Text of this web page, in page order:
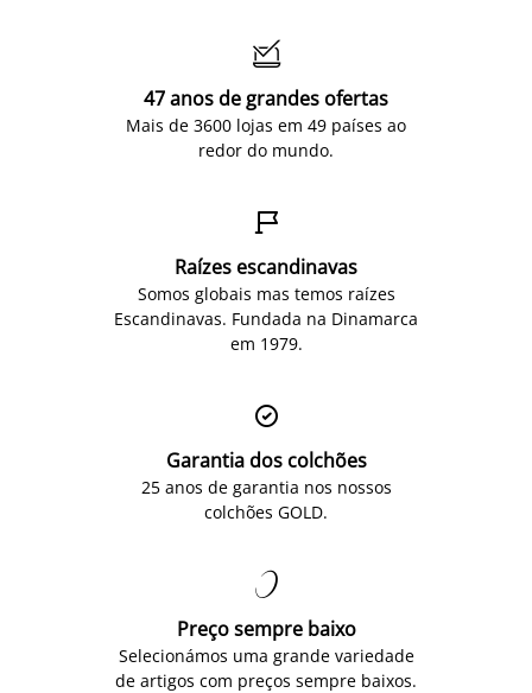

47 anos de grandes ofertas
Mais de 3600 lojas em 49 países ao
redor do mundo.

Raízes escandinavas
Somos globais mas temos raízes
Escandinavas. Fundada na Dinamarca
em 1979.

Garantia dos colchões
25 anos de garantia nos nossos
colchões GOLD.

Preço sempre baixo
Selecionámos uma grande variedade
de artigos com preços sempre baixos.